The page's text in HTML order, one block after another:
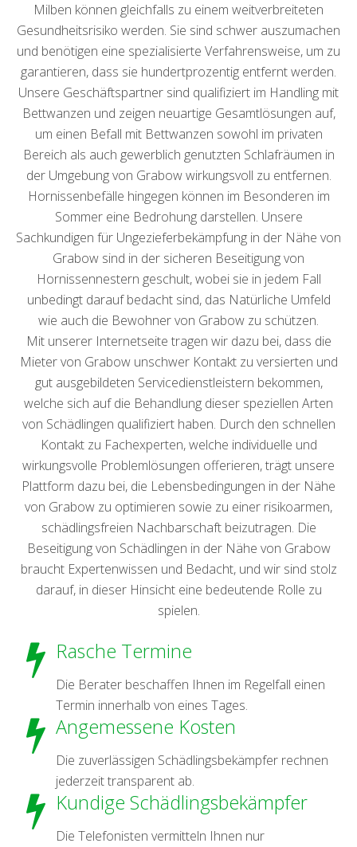
Milben können gleichfalls zu einem weitverbreiteten
Gesundheitsrisiko werden. Sie sind schwer auszumachen
und benötigen eine spezialisierte Verfahrensweise, um zu
garantieren, dass sie hundertprozentig entfernt werden.
Unsere Geschäftspartner sind qualifiziert im Handling mit
Bettwanzen und zeigen neuartige Gesamtlösungen auf,
um einen Befall mit Bettwanzen sowohl im privaten
Bereich als auch gewerblich genutzten Schlafräumen in
der Umgebung von Grabow wirkungsvoll zu entfernen.
Hornissenbefälle hingegen können im Besonderen im
Sommer eine Bedrohung darstellen. Unsere
Sachkundigen für Ungezieferbekämpfung in der Nähe von
Grabow sind in der sicheren Beseitigung von
Hornissennestern geschult, wobei sie in jedem Fall
unbedingt darauf bedacht sind, das Natürliche Umfeld
wie auch die Bewohner von Grabow zu schützen.
Mit unserer Internetseite tragen wir dazu bei, dass die
Mieter von Grabow unschwer Kontakt zu versierten und
gut ausgebildeten Servicedienstleistern bekommen,
welche sich auf die Behandlung dieser speziellen Arten
von Schädlingen qualifiziert haben. Durch den schnellen
Kontakt zu Fachexperten, welche individuelle und
wirkungsvolle Problemlösungen offerieren, trägt unsere
Plattform dazu bei, die Lebensbedingungen in der Nähe
von Grabow zu optimieren sowie zu einer risikoarmen,
schädlingsfreien Nachbarschaft beizutragen. Die
Beseitigung von Schädlingen in der Nähe von Grabow
braucht Expertenwissen und Bedacht, und wir sind stolz
darauf, in dieser Hinsicht eine bedeutende Rolle zu
spielen.
Rasche Termine
Die Berater beschaffen Ihnen im Regelfall einen
Termin innerhalb von eines Tages.
Angemessene Kosten
Die zuverlässigen Schädlingsbekämpfer rechnen
jederzeit transparent ab.
Kundige Schädlingsbekämpfer
Die Telefonisten vermitteln Ihnen nur